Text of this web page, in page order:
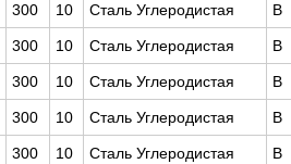
300 10 Сталь Углеродистая В
300 10 Сталь Углеродистая В
300 10 Сталь Углеродистая В
300 10 Сталь Углеродистая В
300 10 Сталь Углеродистая В